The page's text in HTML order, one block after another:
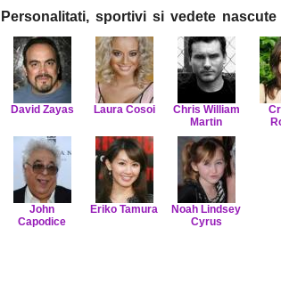
Personalitati, sportivi si vedete
David Zayas Laura Cosoi
Chris William
Martin
John
Capodice
Eriko Tamura
Noah Lindsey
Cyrus